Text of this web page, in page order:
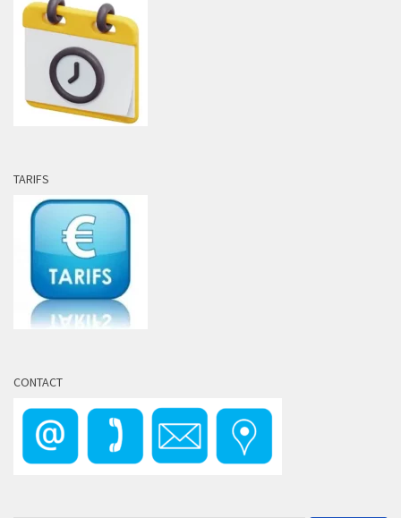
TARIFS
CONTACT